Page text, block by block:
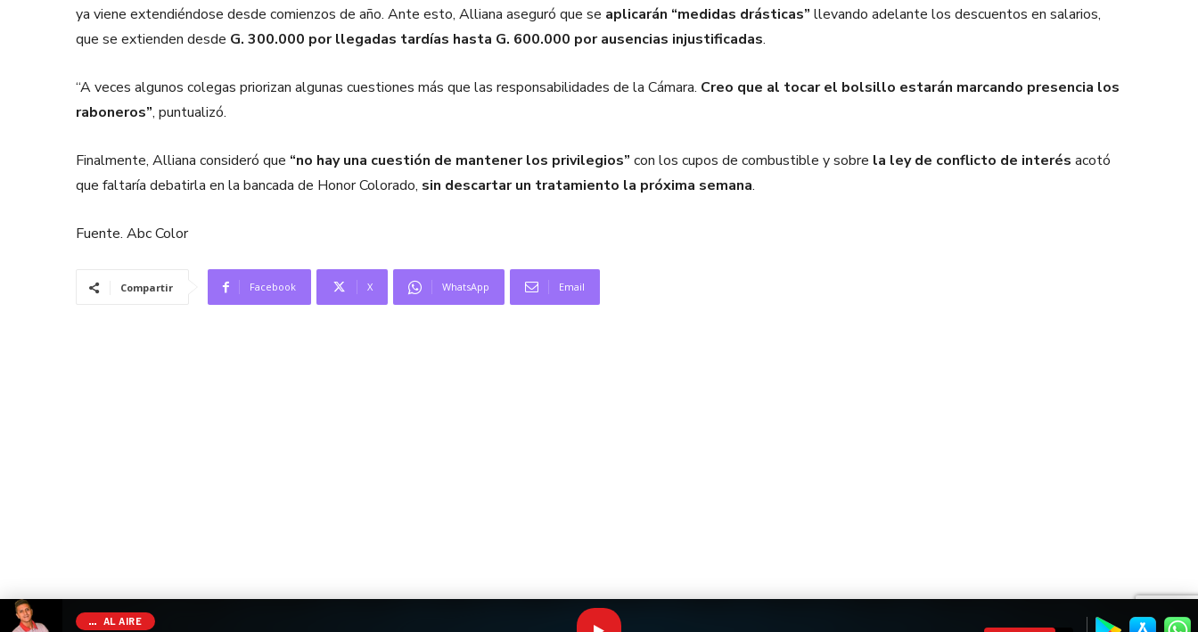
ya viene extendiéndose desde comienzos de año. Ante esto, Alliana aseguró que se aplicarán “medidas drásticas” llevando adelante los descuentos en salarios,
que se extienden desde G. 300.000 por llegadas tardías hasta G. 600.000 por ausencias injustificadas.
“A veces algunos colegas priorizan algunas cuestiones más que las responsabilidades de la Cámara. Creo que al tocar el bolsillo estarán marcando presencia los
raboneros”, puntualizó.
Finalmente, Alliana consideró que “no hay una cuestión de mantener los privilegios” con los cupos de combustible y sobre la ley de conflicto de interés acotó
que faltaría debatirla en la bancada de Honor Colorado, sin descartar un tratamiento la próxima semana.
Fuente. Abc Color
Compartir Facebook X WhatsApp Email